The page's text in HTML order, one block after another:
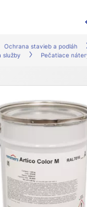
Ochrana stavieb a podláh
služby
Pečatiace